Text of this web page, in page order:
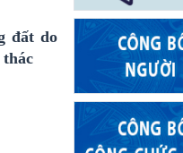
đất do